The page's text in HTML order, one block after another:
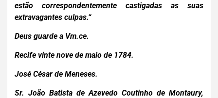
estão correspondentemente castigadas as suas
extravagantes culpas.“
Deus guarde a Vm.ce.
Recife vinte nove de maio de 1784.
José César de Meneses.
Sr. João Batista de Azevedo Coutinho de Montaury,